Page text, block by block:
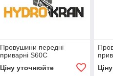
Провушини передні
приварні S60C
Ціну уточнюйте